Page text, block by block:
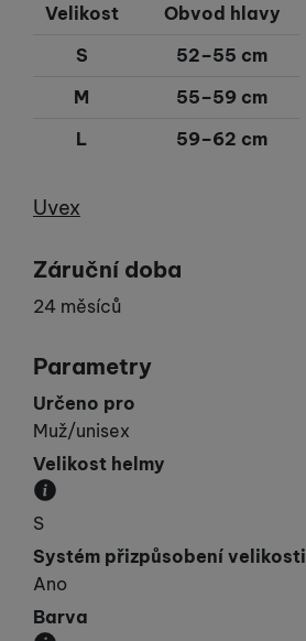
Velikost
Obvod hlavy
S
52–55 cm
M
55–59 cm
L
59–62 cm
Výrobce
Uvex
Záruční doba
24 měsíců
Parametry
Určeno pro
Muž/unisex
Velikost helmy
Obvod hlavy v cm.
S
Systém přizpůsobení velikosti
Ano
Barva